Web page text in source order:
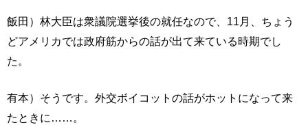
飯田）林大臣は衆議院選挙後の就任なので、11月、ちょう
どアメリカでは政府筋からの話が出て来ている時期でし
た。
有本）そうです。外交ボイコットの話がホットになって来
たときに……。